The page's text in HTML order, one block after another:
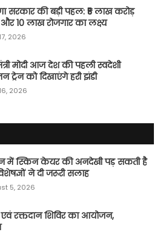
सरकार की बड़ी पहल: ₹5 लाख करोड़
10 लाख रोजगार का लक्ष्य
2026
मोदी आज देश की पहली स्वदेशी
ट्रेन को दिखाएंगे हरी झंडी
2026
में स्किन केयर की अनदेखी पड़ सकती है
ने दी जरूरी सलाह
5, 2026
रक्तदान शिविर का आयोजन,